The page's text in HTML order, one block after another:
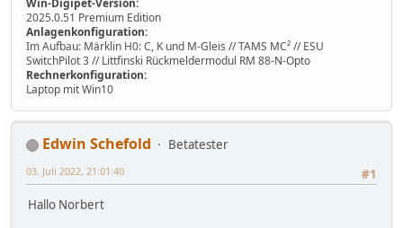
Win-Digipet-Version:
2025.0.51 Premium Edition
Anlagenkonfiguration:
Im Aufbau: Märklin H0: C, K und M-Gleis // TAMS MC² // ESU
SwitchPilot 3 // Littfinski Rückmeldermodul RM 88-N-Opto
Rechnerkonfiguration:
Laptop mit Win10
Edwin Schefold
Betatester
#1
03. Juli 2022, 21:01:40
Hallo Norbert